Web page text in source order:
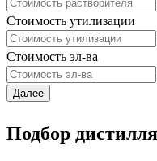
Стоимость утилизации
Стоимость эл-ва
Далее
Подбор